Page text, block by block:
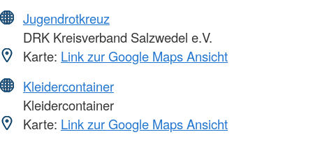
Jugendrotkreuz
DRK Kreisverband Salzwedel e.V.
Karte: Link zur Google Maps Ansicht
Kleidercontainer
Kleidercontainer
Karte: Link zur Google Maps Ansicht